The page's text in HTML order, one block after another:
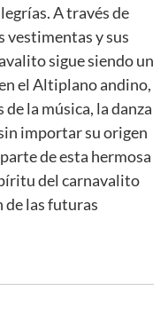
A través de
vestimentas y sus
sigue siendo un
el Altiplano andino,
la música, la danza
importar su origen
de esta hermosa
del carnavalito
de las futuras